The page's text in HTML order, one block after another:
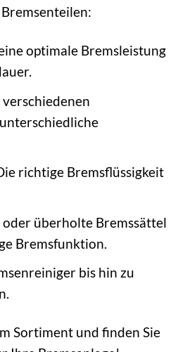
optimale Bremsleistung
verschiedenen
richtige Bremsflüssigkeit
oder überholte Bremssättel
Bremsfunktion.
bis hin zu
Sortiment und finden Sie